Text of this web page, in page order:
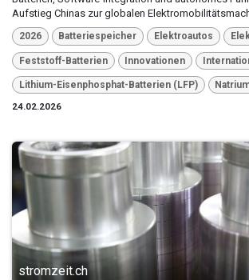
Aufstieg Chinas zur globalen
2026 Batteriespeicher Elektroautos
Feststoff-Batterien Innovationen
Lithium-Eisenphosphat-Batterien (LFP)
24.02.2026
stromzeit.ch